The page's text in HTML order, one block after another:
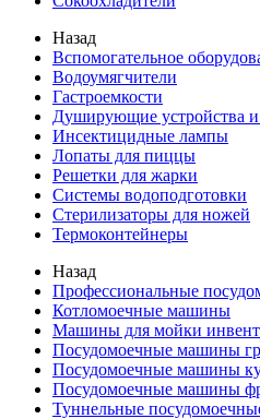
Назад
Вспомогательное
Водоумягчители
Гастроемкости
Душирующие устройства и
Инсектицидные лампы
Лопаты для пиццы
Решетки для жарки
Системы водоподготовки
Стерилизаторы для ножей
Термоконтейнеры
Назад
Профессиональные
Котломоечные машины
Машины для мойки
Посудомоечные машины
Посудомоечные машины
Посудомоечные машины
Туннельные